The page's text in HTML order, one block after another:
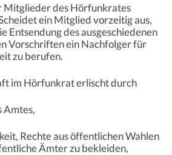
Mitglieder des Hörfunkrates
ein Mitglied vorzeitig aus,
Entsendung des ausgeschiedenen
Vorschriften ein Nachfolger für
zu berufen.
im Hörfunkrat erlischt durch
Amtes,
Rechte aus öffentlichen Wahlen
Ämter zu bekleiden,